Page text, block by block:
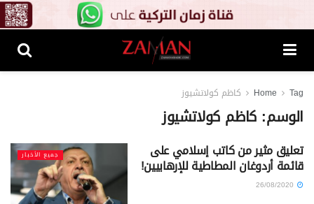
Home Tag كاظم كولاتشيوز
الوسم: كاظم كولاتشيوز
جميع الأخبار تعليق مثير من كاتب إسلامي على
قائمة أردوغان المطاطية للإرهابيين!